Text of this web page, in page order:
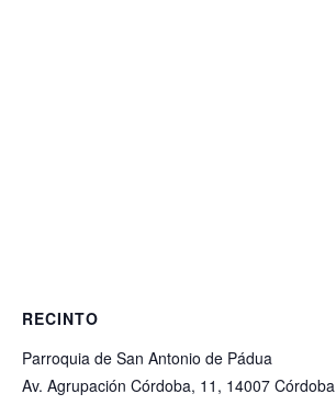
RECINTO
Parroquia de San Antonio de Pádua
Av. Agrupación Córdoba, 11, 14007 Córdoba